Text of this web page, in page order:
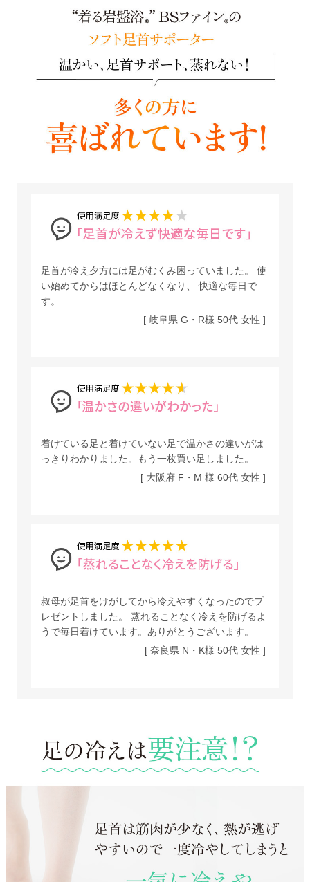
足首が冷え夕方には足がむくみ困っていました。 使
い始めてからはほとんどなくなり、 快適な毎日で
す。
[ 岐阜県 G・R様 50代 女性 ]
着けている足と着けていない足で温かさの違いがは
っきりわかりました。もう一枚買い足しました。
[ 大阪府 F・M 様 60代 女性 ]
叔母が足首をけがしてから冷えやすくなったのでプ
レゼントしました。 蒸れることなく冷えを防げるよ
うで毎日着けています。ありがとうございます。
[ 奈良県 N・K様 50代 女性 ]